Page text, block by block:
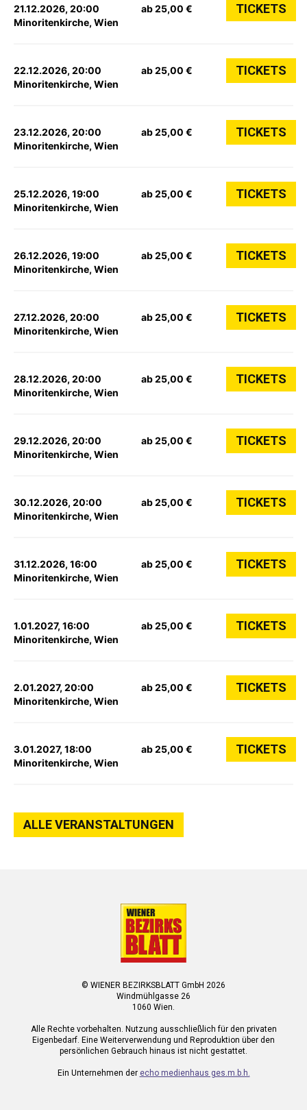
21.12.2026, 20:00
Minoritenkirche, Wien
ab 25,00 € TICKETS
22.12.2026, 20:00
Minoritenkirche, Wien
ab 25,00 € TICKETS
23.12.2026, 20:00
Minoritenkirche, Wien
ab 25,00 € TICKETS
25.12.2026, 19:00
Minoritenkirche, Wien
ab 25,00 € TICKETS
26.12.2026, 19:00
Minoritenkirche, Wien
ab 25,00 € TICKETS
27.12.2026, 20:00
Minoritenkirche, Wien
ab 25,00 € TICKETS
28.12.2026, 20:00
Minoritenkirche, Wien
ab 25,00 € TICKETS
29.12.2026, 20:00
Minoritenkirche, Wien
ab 25,00 € TICKETS
30.12.2026, 20:00
Minoritenkirche, Wien
ab 25,00 € TICKETS
31.12.2026, 16:00
Minoritenkirche, Wien
ab 25,00 € TICKETS
1.01.2027, 16:00
Minoritenkirche, Wien
ab 25,00 € TICKETS
2.01.2027, 20:00
Minoritenkirche, Wien
ab 25,00 € TICKETS
3.01.2027, 18:00
Minoritenkirche, Wien
ab 25,00 € TICKETS
ALLE VERANSTALTUNGEN
© WIENER BEZIRKSBLATT GmbH 2026
Windmühlgasse 26
1060 Wien.
Alle Rechte vorbehalten. Nutzung ausschließlich für den privaten
Eigenbedarf. Eine Weiterverwendung und Reproduktion über den
persönlichen Gebrauch hinaus ist nicht gestattet.
Ein Unternehmen der echo medienhaus ges.m.b.h.